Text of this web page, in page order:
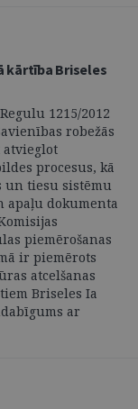
kārtība Briseles
1215/2012
robežās
atvieglot
procesus, kā
un tiesu sistēmu
apaļu dokumenta
piemērošanas
ir piemērots
atcelšanas
Briseles Ia
ar